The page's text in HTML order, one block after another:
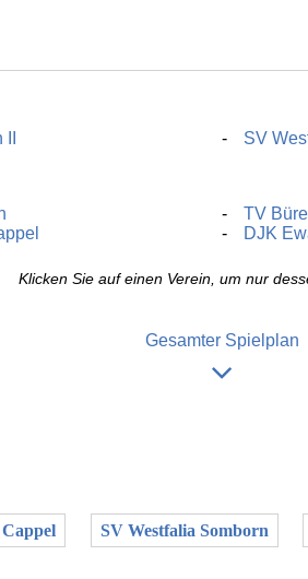
SV
TV
DJK
Klicken Sie auf einen Verein, um nur
Gesamter Spielplan
SV Westfalia Somborn